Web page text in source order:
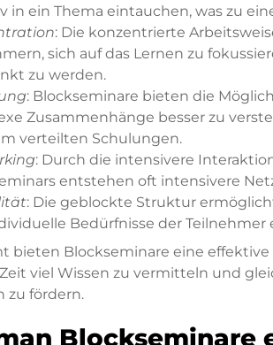
in ein Thema eintauchen, was zu
: Die konzentrierte
sich auf das Lernen zu
zu werden.
: Blockseminare bieten die
Zusammenhänge besser zu
verteilten Schulungen.
: Durch die intensivere
entstehen oft intensivere
: Die geblockte Struktur
Bedürfnisse der
bieten Blockseminare eine
viel Wissen zu vermitteln und
zu fördern.
Blockseminare